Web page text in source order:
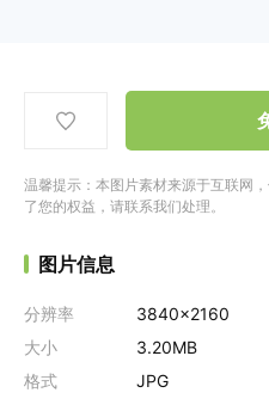
温馨提示：本图片素材来源于互联网
了您的权益，请联系我们处理。
图片信息
分辨率
3840x2160
大小
3.20MB
格式
JPG